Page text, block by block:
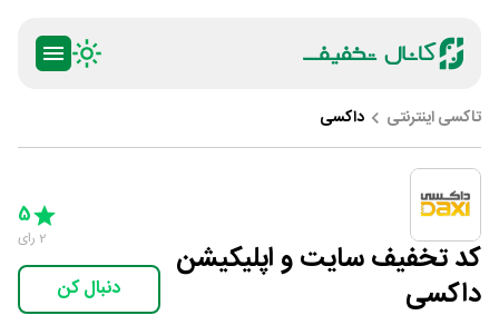
تاکسی اینترنتی داکسی
کد تخفیف سایت و اپلیکیشن
داکسی
5 Stars
5
2 رای
دنبال کن